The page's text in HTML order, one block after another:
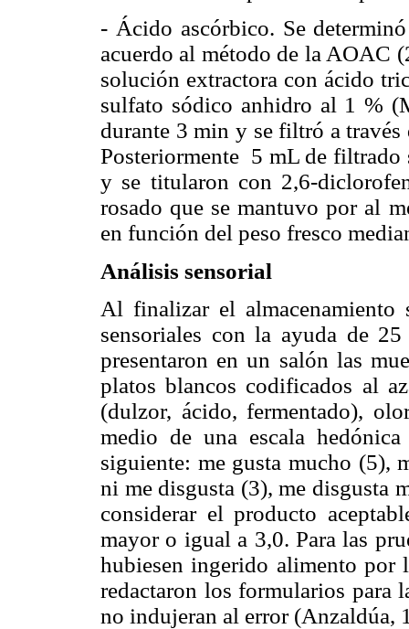
- Ácido ascórbico. Se
acuerdo al método de la AOAC
solución extractora con ácido
sulfato sódico anhidro al 1 %
durante 3 min y se filtró a
Posteriormente 5 mL de
y se titularon con 2,6-
rosado que se mantuvo por al
en función del peso fresco
Análisis sensorial
Al finalizar el
sensoriales con la ayuda de
presentaron en un salón las
platos blancos codificados al
(dulzor, ácido, fermentado),
medio de una escala
siguiente: me gusta mucho (5),
ni me disgusta (3), me disgusta
considerar el producto
mayor o igual a 3,0. Para las
hubiesen ingerido alimento por
redactaron los formularios para
no indujeran al error (Anzaldúa,